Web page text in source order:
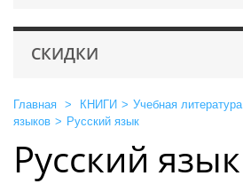
СКИДКИ
Главная > КНИГИ > Учебная литература
языков > Русский язык
Русский язык